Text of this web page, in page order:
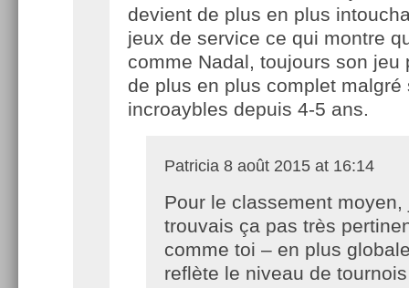
devient de plus en plus
jeux de service ce qui montre
comme Nadal, toujours son jeu
de plus en plus complet malgré
incroaybles depuis 4-5 ans.
Patricia 8 août 2015 at 16:14
Pour le classement moyen,
trouvais ça pas très
comme toi – en plus
reflète le niveau de